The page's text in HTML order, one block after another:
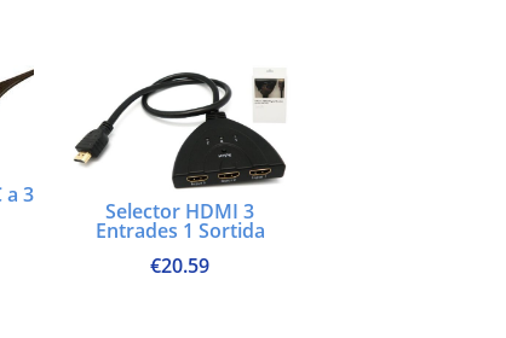
a 3
Selector HDMI 3
Entrades 1 Sortida
€20.59